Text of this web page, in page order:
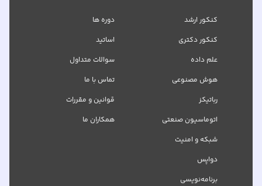
کنکور ارشد
کنکور دکتری
علم داده
هوش مصنوعی
رباتیکز
اتوماسیون صنعتی
شبکه‌ و امنیت
دواپس
برنامه‌نویسی
دوره ها
اساتید
سوالات متداول
تماس با ما
قوانین و مقررات
همکاران ما